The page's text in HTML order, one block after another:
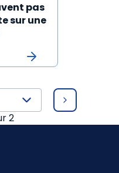
pas
sur une
2